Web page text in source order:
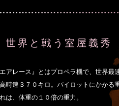
世界と戦う室屋義秀
エアレース』とはプロペラ機で、世界最
時速３７０キロ。パイロットにかかる
は、体重の１０倍の重力。